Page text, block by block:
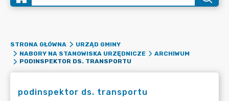
STRONA GŁÓWNA
URZĄD GMINY
NABORY NA STANOWISKA URZĘDNICZE
ARCHIWUM
PODINSPEKTOR DS. TRANSPORTU
podinspektor ds. transportu